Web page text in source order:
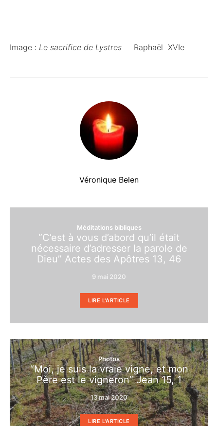
Image : Le sacrifice de Lystres Raphaël XVIe
Véronique Belen
Méditations bibliques
“C’est à vous d’abord qu’il était
nécessaire d’adresser la parole de
Dieu” Actes des Apôtres 13, 46
9 mai 2020
LIRE L'ARTICLE
Photos
“Moi, je suis la vraie vigne, et mon
Père est le vigneron” Jean 15, 1
13 mai 2020
LIRE L'ARTICLE